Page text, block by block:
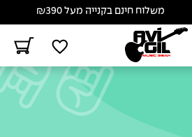
משלוח חינם בקנייה מעל ₪390